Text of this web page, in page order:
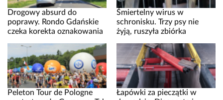
Drogowy absurd do
poprawy. Rondo Gdańskie
czeka korekta oznakowania
Śmiertelny wirus w
schronisku. Trzy psy nie
żyją, ruszyła zbiórka
Peleton Tour de Pologne
Łapówki za pieczątki w